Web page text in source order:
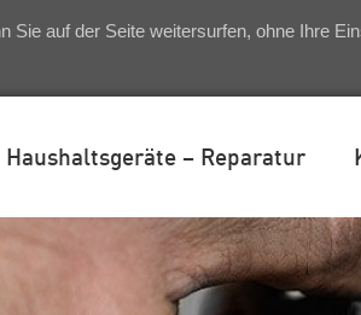
Sie auf der Seite weitersurfen, ohne Ihre
Haushaltsgeräte – Reparatur